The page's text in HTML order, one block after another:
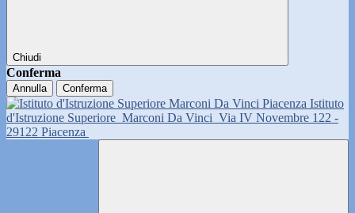
Chiudi
Conferma
Annulla Conferma
Istituto
d'Istruzione Superiore Marconi Da Vinci Via IV Novembre 122 -
29122 Piacenza